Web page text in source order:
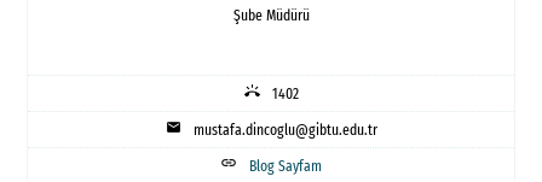
Şube Müdürü
ring_volume 1402
mail mustafa.dincoglu@gibtu.edu.tr
link Blog Sayfam